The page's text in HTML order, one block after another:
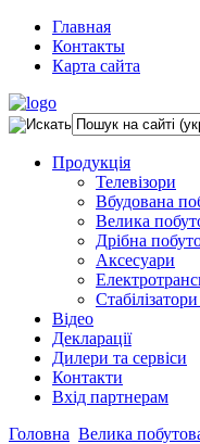
Главная
Контакты
Карта сайта
Продукція
Телевізори
Вбудована
Велика
Дрібна
Аксесуари
Відео
Декларації
Дилери та сервіси
Контакти
Вхід партнерам
Головна Велика